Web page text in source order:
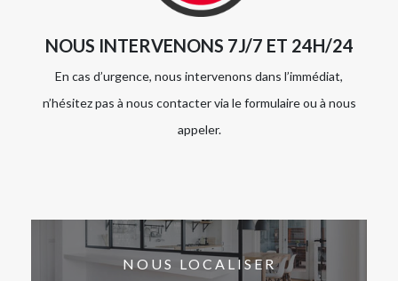
NOUS INTERVENONS 7J/7 ET 24H/24
En cas d’urgence, nous intervenons dans l’immédiat,
n’hésitez pas à nous contacter via le formulaire ou à nous
appeler.
NOUS LOCALISER